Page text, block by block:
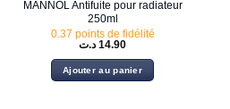
MANNOL Antifuite pour radiateur
250ml
0.37 points de fidélité
14.90 د.ت
Ajouter au panier